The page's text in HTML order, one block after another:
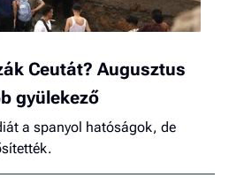
Ceutát? Augusztus
gyülekező
a spanyol hatóságok, de